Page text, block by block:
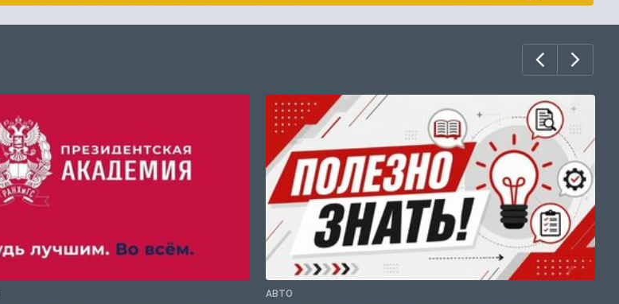
АВТО